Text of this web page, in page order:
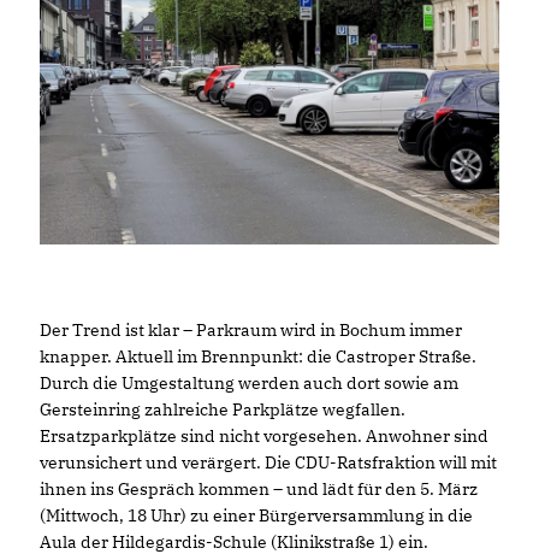
Der Trend ist klar – Parkraum wird in Bochum immer
knapper. Aktuell im Brennpunkt: die Castroper Straße.
Durch die Umgestaltung werden auch dort sowie am
Gersteinring zahlreiche Parkplätze wegfallen.
Ersatzparkplätze sind nicht vorgesehen. Anwohner sind
verunsichert und verärgert. Die CDU-Ratsfraktion will mit
ihnen ins Gespräch kommen – und lädt für den 5. März
(Mittwoch, 18 Uhr) zu einer Bürgerversammlung in die
Aula der Hildegardis-Schule (Klinikstraße 1) ein.